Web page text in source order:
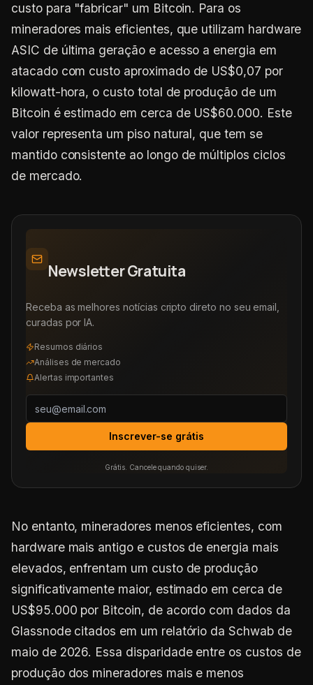
custo para "fabricar" um Bitcoin. Para os
mineradores mais eficientes, que utilizam hardware
ASIC de última geração e acesso a energia em
atacado com custo aproximado de US$0,07 por
kilowatt-hora, o custo total de produção de um
Bitcoin é estimado em cerca de US$60.000. Este
valor representa um piso natural, que tem se
mantido consistente ao longo de múltiplos ciclos
de mercado.
Newsletter Gratuita
Receba as melhores notícias cripto direto no seu email,
curadas por IA.
Resumos diários
Análises de mercado
Alertas importantes
Inscrever-se grátis
Grátis. Cancele quando quiser.
No entanto, mineradores menos eficientes, com
hardware mais antigo e custos de energia mais
elevados, enfrentam um custo de produção
significativamente maior, estimado em cerca de
US$95.000 por Bitcoin, de acordo com dados da
Glassnode citados em um relatório da Schwab de
maio de 2026. Essa disparidade entre os custos de
produção dos mineradores mais e menos